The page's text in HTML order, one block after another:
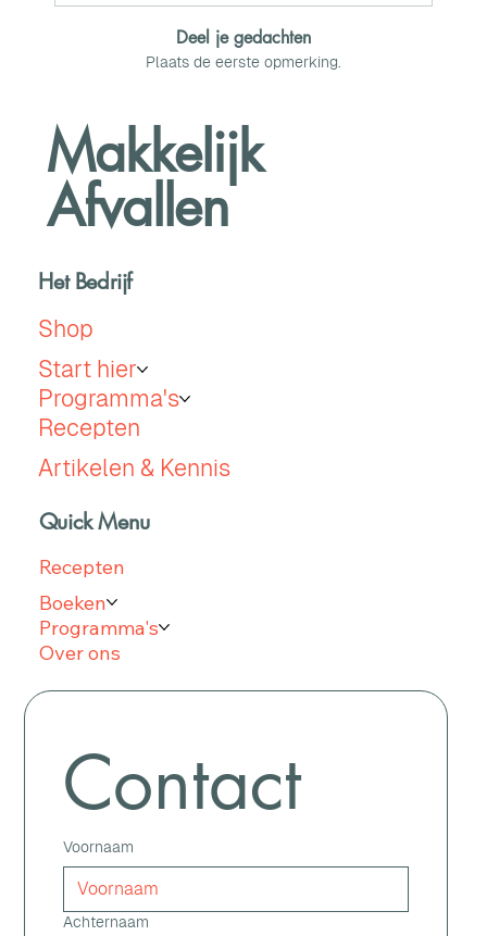
Deel je gedachten
Plaats de eerste opmerking.
Makkelijk
Afvallen
Het Bedrijf
Shop
Start hier
Programma's
Recepten
Artikelen & Kennis
Quick Menu
Recepten
Boeken
Programma's
Over ons
Contact
Voornaam
Achternaam